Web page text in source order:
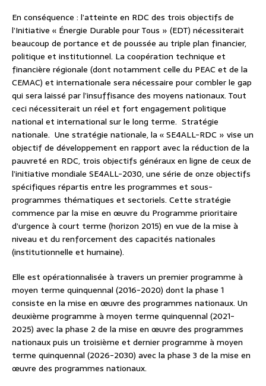
En conséquence : l’atteinte en RDC des trois objectifs de
l’Initiative « Énergie Durable pour Tous » (EDT) nécessiterait
beaucoup de portance et de poussée au triple plan financier,
politique et institutionnel. La coopération technique et
financière régionale (dont notamment celle du PEAC et de la
CEMAC) et internationale sera nécessaire pour combler le gap
qui sera laissé par l’insuffisance des moyens nationaux. Tout
ceci nécessiterait un réel et fort engagement politique
national et international sur le long terme. Stratégie
nationale. Une stratégie nationale, la « SE4ALL-RDC » vise un
objectif de développement en rapport avec la réduction de la
pauvreté en RDC, trois objectifs généraux en ligne de ceux de
l’initiative mondiale SE4ALL-2030, une série de onze objectifs
spécifiques répartis entre les programmes et sous-
programmes thématiques et sectoriels. Cette stratégie
commence par la mise en œuvre du Programme prioritaire
d’urgence à court terme (horizon 2015) en vue de la mise à
niveau et du renforcement des capacités nationales
(institutionnelle et humaine).
Elle est opérationnalisée à travers un premier programme à
moyen terme quinquennal (2016-2020) dont la phase 1
consiste en la mise en œuvre des programmes nationaux. Un
deuxième programme à moyen terme quinquennal (2021-
2025) avec la phase 2 de la mise en œuvre des programmes
nationaux puis un troisième et dernier programme à moyen
terme quinquennal (2026-2030) avec la phase 3 de la mise en
œuvre des programmes nationaux.